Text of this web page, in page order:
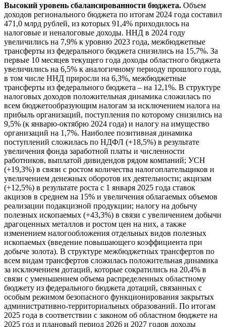
Высокий уровень сбалансированности бюджета. Объем
доходов регионального бюджета по итогам 2024 года составил
471,0 млрд рублей, из которых 91,4% приходилось на
налоговые и неналоговые доходы. ННД в 2024 году
увеличились на 7,9% к уровню 2023 года, межбюджетные
трансферты из федерального бюджета снизились на 15,7%. За
первые 10 месяцев текущего года доходы областного бюджета
увеличились на 6,5% к аналогичному периоду прошлого года,
в том числе ННД приросли на 6,3%, межбюджетные
трансферты из федерального бюджета – на 12,1%. В структуре
налоговых доходов положительная динамика сложилась по
всем бюджетообразующим налогам за исключением налога на
прибыль организаций, поступления по которому снизились на
9,5% (к январю-октябрю 2024 года) и налогу на имущество
организаций на 1,7%. Наиболее позитивная динамика
поступлений сложилась по НДФЛ (+18,5%) в результате
увеличения фонда заработной платы и численности
работников, выплатой дивидендов рядом компаний; УСН
(+19,3%) в связи с ростом количества налогоплательщиков и
увеличением денежных оборотов их деятельности; акцизам
(+12,5%) в результате роста с 1 января 2025 года ставок
акцизов в среднем на 15% и увеличения облагаемых объемов
реализации подакцизной продукции; налогу на добычу
полезных ископаемых (+43,3%) в связи с увеличением добычи
драгоценных металлов и ростом цен на них, а также
изменением налогообложения отдельных видов полезных
ископаемых (введение повышающего коэффициента при
добыче золота). В структуре межбюджетных трансфертов по
всем видам трансфертов сложилась положительная динамика
за исключением дотаций, которые сократились на 20,4% в
связи с уменьшением объема распределенных областному
бюджету из федерального бюджета дотаций, связанных с
особым режимом безопасного функционирования закрытых
административно-территориальных образований. По итогам
2025 года в соответствии с законом об областном бюджете на
2025 год и плановый период 2026 и 2027 годов доходы